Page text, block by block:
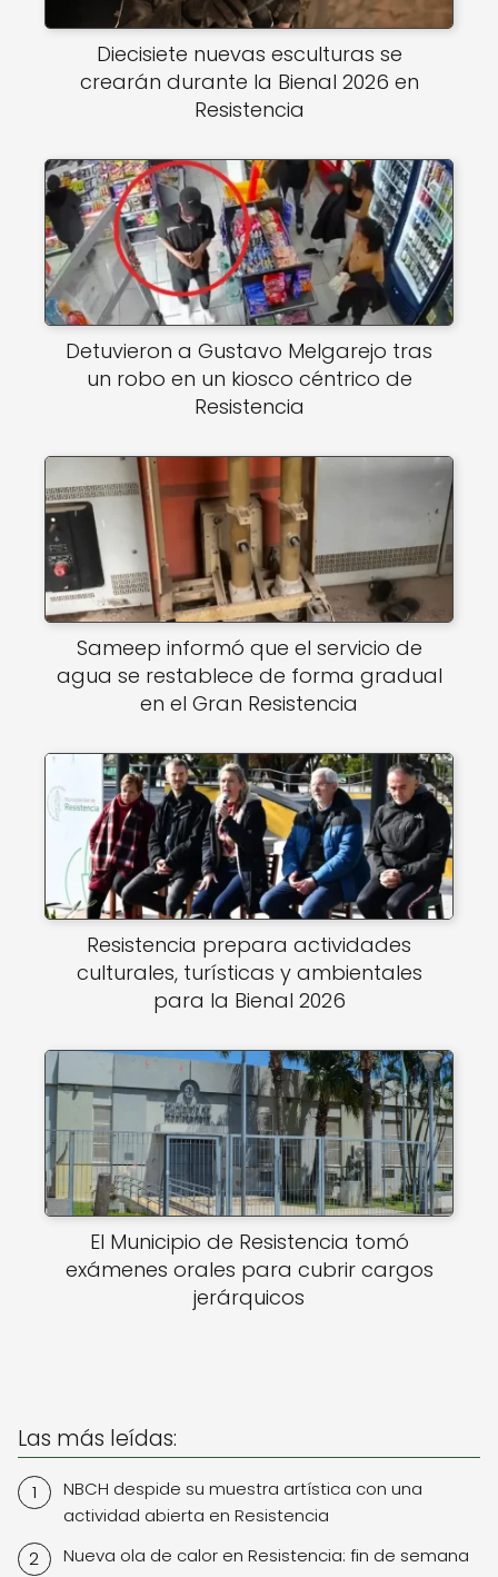
Diecisiete nuevas esculturas se
crearán durante la Bienal 2026 en
Resistencia
Detuvieron a Gustavo Melgarejo tras
un robo en un kiosco céntrico de
Resistencia
Sameep informó que el servicio de
agua se restablece de forma gradual
en el Gran Resistencia
Resistencia prepara actividades
culturales, turísticas y ambientales
para la Bienal 2026
El Municipio de Resistencia tomó
exámenes orales para cubrir cargos
jerárquicos
Las más leídas:
NBCH despide su muestra artística con una
actividad abierta en Resistencia
Nueva ola de calor en Resistencia: fin de semana